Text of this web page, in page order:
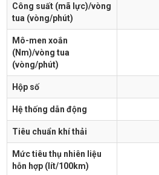
Công suất (mã lực)/vòng
tua (vòng/phút)
Mô-men xoắn
(Nm)/vòng tua
(vòng/phút)
Hộp số
Hệ thống dẫn động
Tiêu chuẩn khí thải
Mức tiêu thụ nhiên liệu
hỗn hợp (lít/100km)